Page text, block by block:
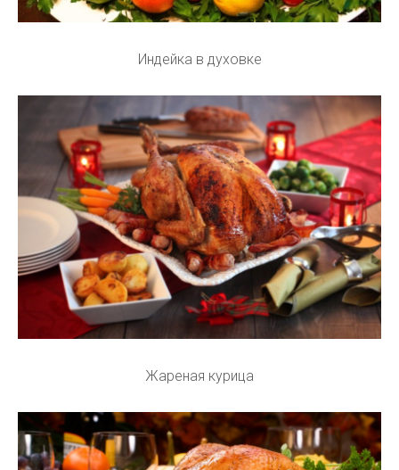
Индейка в духовке
Жареная курица